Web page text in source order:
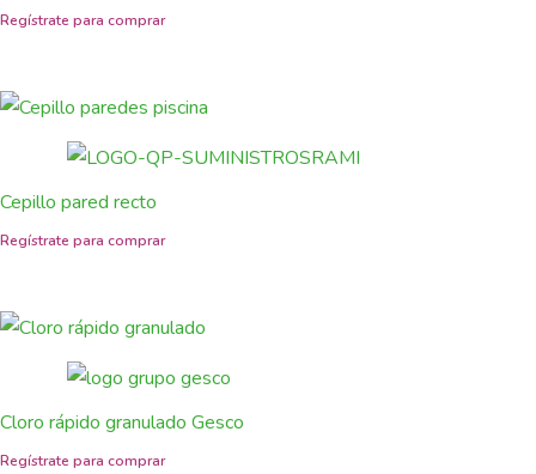
Cepillo pared recto
Cloro rápido granulado Gesco